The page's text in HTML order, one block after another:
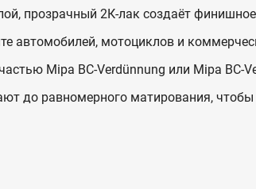
прозрачный 2К-лак создаёт
автомобилей, мотоциклов и
Mipa BC-Verdünnung или Mipa BC-
до равномерного матирования, чтобы